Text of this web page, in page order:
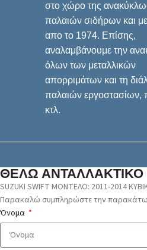
στο χώρο της
παλαιών σιδήρων και
απο το 1974. Επίσης,
αναλαμβάνουμε την
όλων των μεταλλικών
απορριμάτων και τη
παλαιών εργοστασίων,
κτλ.
ΘΕΛΩ ΑΝΤΑΛΛΑΚΤΙΚΟ
SUZUKI SWIFT ΜΟΝΤΕΛΟ: 2011-2014
Παρακαλώ συμπληρώστε την παρακάτω
Όνομα